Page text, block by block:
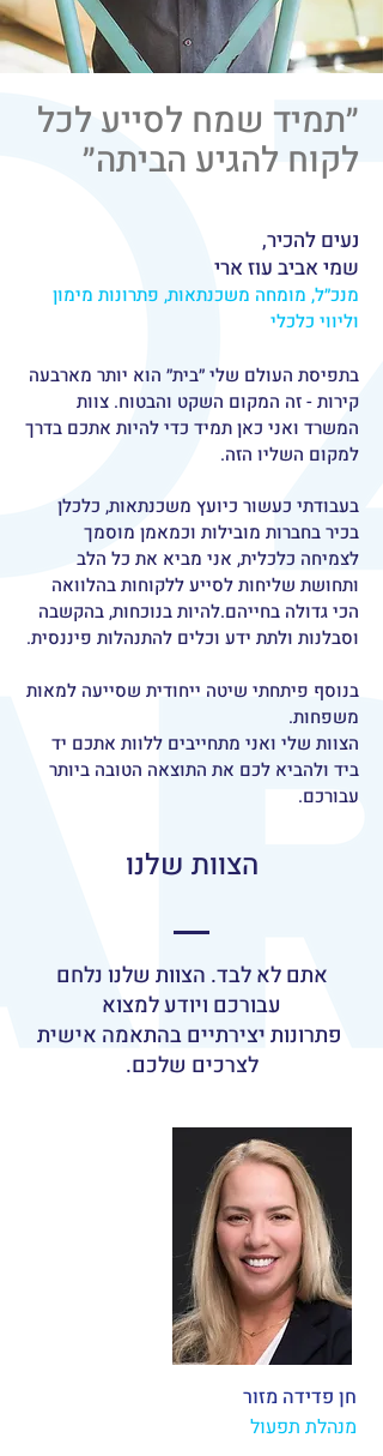
״תמיד שמח לסייע לכל
לקוח להגיע הביתה״
נעים להכיר,
שמי אביב עוז ארי
מנכ״ל, מומחה משכנתאות, פתרונות מימון
וליווי כלכלי
בתפיסת העולם שלי ״בית״ הוא יותר מארבעה
קירות - זה המקום השקט והבטוח. צוות
המשרד ואני כאן תמיד כדי להיות אתכם בדרך
למקום השליו הזה.
בעבודתי כעשור כיועץ משכנתאות, כלכלן
בכיר בחברות מובילות וכמאמן מוסמך
לצמיחה כלכלית, אני מביא את כל הלב
ותחושת שליחות לסייע ללקוחות בהלוואה
הכי גדולה בחייהם.להיות בנוכחות, בהקשבה
וסבלנות ולתת ידע וכלים להתנהלות פיננסית.
בנוסף פיתחתי שיטה ייחודית שסייעה למאות
משפחות.
הצוות שלי ואני מתחייבים ללוות אתכם יד
ביד ולהביא לכם את התוצאה הטובה ביותר
עבורכם.
הצוות שלנו
אתם לא לבד. הצוות שלנו נלחם
עבורכם ויודע למצוא
פתרונות יצירתיים בהתאמה אישית
לצרכים שלכם.
חן פדידה מזור
מנהלת תפעול